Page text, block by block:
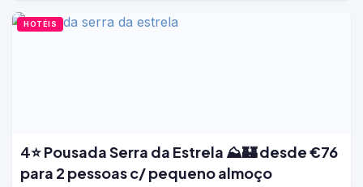
HOTÉIS
4⭐ Pousada Serra da Estrela ⛰️🏰 desde €76
para 2 pessoas c/ pequeno almoço